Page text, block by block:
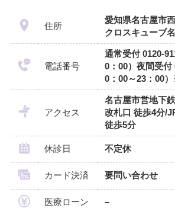
住所
愛知県名古屋市
クロスキューブ
電話番号
通常受付 0120-
0：00）夜間受付
0：00～23：00
アクセス
名古屋市営地下
改札口 徒歩4分/
徒歩5分
休診日 不定休
カード決済 要問い合わせ
医療ローン –